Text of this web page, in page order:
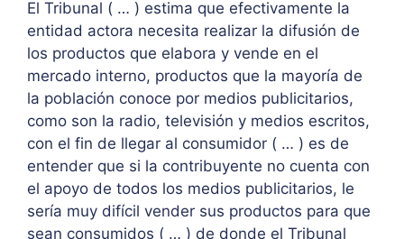
El Tribunal ( … ) estima que efectivamente la
entidad actora necesita realizar la difusión de
los productos que elabora y vende en el
mercado interno, productos que la mayoría de
la población conoce por medios publicitarios,
como son la radio, televisión y medios escritos,
con el fin de llegar al consumidor ( … ) es de
entender que si la contribuyente no cuenta con
el apoyo de todos los medios publicitarios, le
sería muy difícil vender sus productos para que
sean consumidos ( … ) de donde el Tribunal